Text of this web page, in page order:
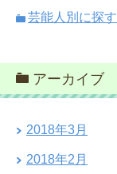
芸能人別に探す
アーカイブ
2018年3月
2018年2月